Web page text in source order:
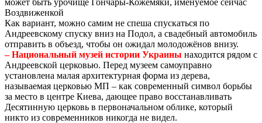
Воздвиженкой
Как вариант, можно самим не спеша спускаться по
Андреевскому спуску вниз на Подол, а свадебный автомобиль
отправить в объезд, чтобы он ожидал молодожёнов внизу.
– Национальный музей истории Украины находится рядом с
Андреевской церковью. Перед музеем самоуправно
установлена малая архитектурная форма из дерева,
называемая церковью МП – как современный символ борьбы
за место в центре Киева, дающее право восстанавливать
Десятинную церковь в первоначальном облике, который
никто из современников никогда не видел.